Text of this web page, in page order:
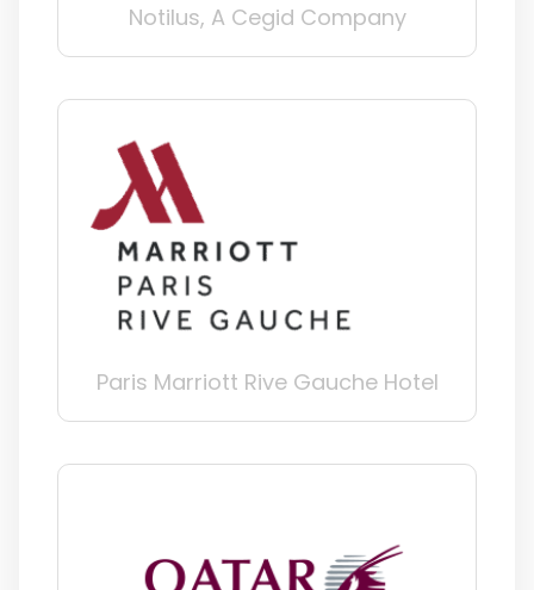
Notilus, A Cegid Company
Paris Marriott Rive Gauche Hotel